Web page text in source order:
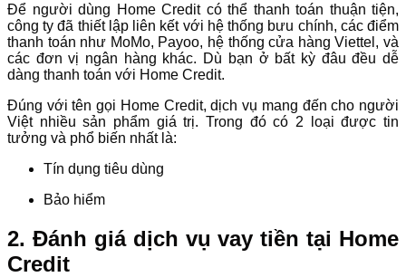
Để người dùng Home Credit có thể thanh toán thuận tiện,
công ty đã thiết lập liên kết với hệ thống bưu chính, các điểm
thanh toán như MoMo, Payoo, hệ thống cửa hàng Viettel, và
các đơn vị ngân hàng khác. Dù bạn ở bất kỳ đâu đều dễ
dàng thanh toán với Home Credit.
Đúng với tên gọi Home Credit, dịch vụ mang đến cho người
Việt nhiều sản phẩm giá trị. Trong đó có 2 loại được tin
tưởng và phổ biến nhất là:
Tín dụng tiêu dùng
Bảo hiểm
2. Đánh giá dịch vụ vay tiền tại Home
Credit